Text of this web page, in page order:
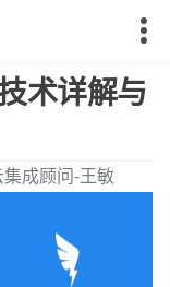
术详解与
成顾问-王敏